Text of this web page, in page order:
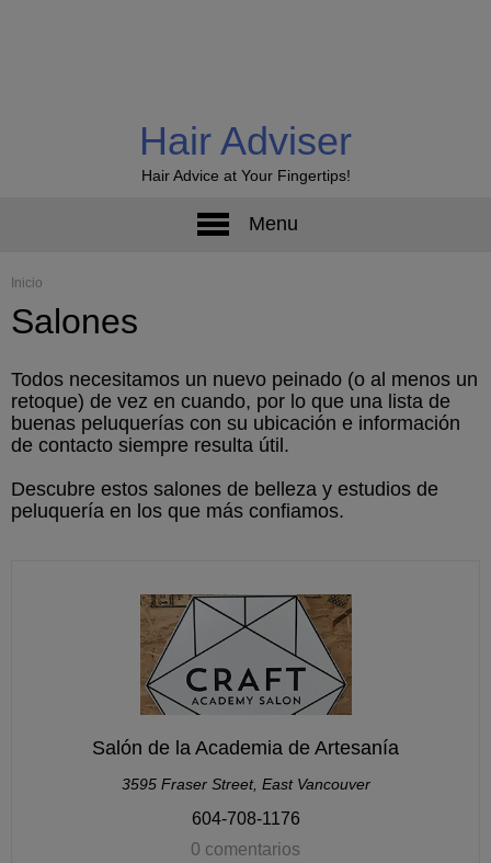
Hair Adviser
Hair Advice at Your Fingertips!
Menu
Inicio
Salones
Todos necesitamos un nuevo peinado (o al menos un
retoque) de vez en cuando, por lo que una lista de
buenas peluquerías con su ubicación e información
de contacto siempre resulta útil.
Descubre estos salones de belleza y estudios de
peluquería en los que más confiamos.
Salón de la Academia de Artesanía
3595 Fraser Street, East Vancouver
604-708-1176
0 comentarios